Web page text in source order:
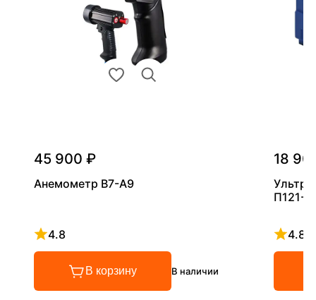
45 900 ₽
Анемометр В7-А9
4.8
Рейтинг 4.8 из 5
В корзину В наличии
18
П121-
4.8